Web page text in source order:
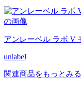
アンレーベル ラボ V
unlabel
関連商品をもっとみる